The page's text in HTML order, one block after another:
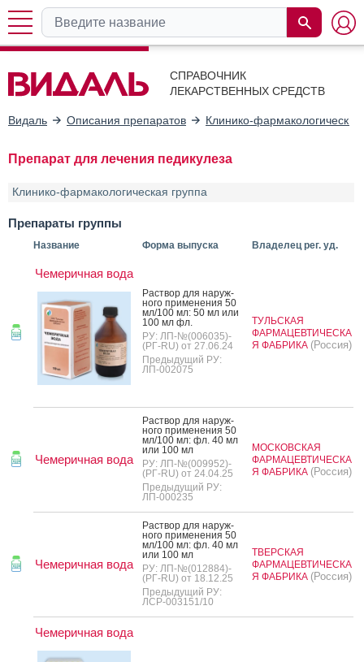
СПРАВОЧНИК
ЛЕКАРСТВЕННЫХ СРЕДСТВ
Видаль Описания препаратов Клинико-
Препарат для лечения педикулеза
Клинико-фармакологическая группа
Препараты группы
Название Форма выпуска Владелец рег. уд.
Чемеричная вода
Рас­твор для на­руж­
но­го при­мене­ния 50
мл/100 мл: 50 мл или
100 мл фл.
РУ: ЛП-№(006035)-
(РГ-RU) от 27.06.24
Предыдущий РУ:
ЛП-002075
ТУЛЬСКАЯ
ФАРМАЦЕВТИЧЕСКА
Я ФАБРИКА (Россия)
Чемеричная вода
Рас­твор для на­руж­
но­го при­мене­ния 50
мл/100 мл: фл. 40 мл
или 100 мл
РУ: ЛП-№(009952)-
(РГ-RU) от 24.04.25
Предыдущий РУ:
ЛП-000235
МОСКОВСКАЯ
ФАРМАЦЕВТИЧЕСКА
Я ФАБРИКА (Россия)
Чемеричная вода
Рас­твор для на­руж­
но­го при­мене­ния 50
мл/100 мл: фл. 40 мл
или 100 мл
РУ: ЛП-№(012884)-
(РГ-RU) от 18.12.25
Предыдущий РУ:
ЛСР-003151/10
ТВЕРСКАЯ
ФАРМАЦЕВТИЧЕСКА
Я ФАБРИКА (Россия)
Чемеричная вода